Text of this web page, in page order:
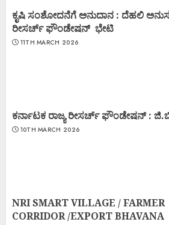
ಕೃಷಿ ಸಂಶೋದನೆಗೆ ಅನುದಾನ : ದೆಹಲಿ
ರೀಸರ್ಚ್ ಫೌಂಡೇಷನ್ ಭೇಟಿ
11TH MARCH 2026
ಕರ್ನಾಟಕ ರಾಜ್ಯ ರೀಸರ್ಚ್ ಫೌಂಡೇಷನ್ :
10TH MARCH 2026
NRI SMART VILLAGE /
CORRIDOR /EXPORT BHAVANA